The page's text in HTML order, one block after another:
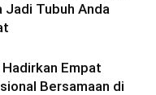
Jadi Tubuh Anda
Empat
Bersamaan di